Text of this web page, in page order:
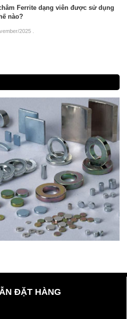
Ferrite dạng viên được sử dụng
nào?
2025
ĐẶT HÀNG